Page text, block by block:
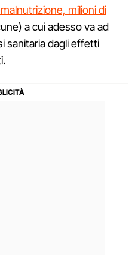
milioni di
a cui adesso va ad
sanitaria dagli effetti